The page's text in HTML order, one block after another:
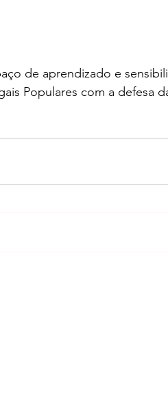
de aprendizado e
Populares com a defesa